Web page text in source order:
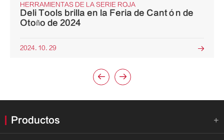
HERRAMIENTAS DE LA SERIE ROJA
Deli Tools brilla en la Feria de Cantón de
Otoño de 2024
2024. 10. 29 
 
Productos 